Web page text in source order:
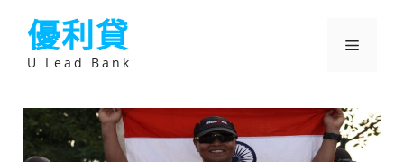
優利貸
U Lead Bank
選